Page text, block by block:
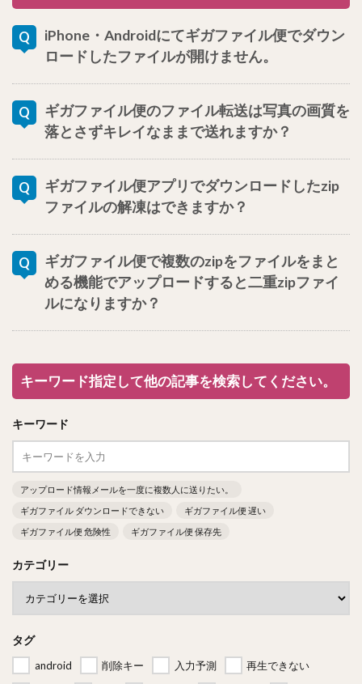
iPhone・Androidにてギガファイル便でダウン
ロードしたファイルが開けません。
ギガファイル便のファイル転送は写真の画質を
落とさずキレイなままで送れますか？
ギガファイル便アプリでダウンロードしたzip
ファイルの解凍はできますか？
ギガファイル便で複数のzipをファイルをまと
める機能でアップロードすると二重zipファイ
ルになりますか？
キーワード指定して他の記事を検索してください。
キーワード
アップロード情報メールを一度に複数人に送りたい。
ギガファイル ダウンロードできない
ギガファイル便 遅い
ギガファイル便 危険性
ギガファイル便 保存先
カテゴリー
タグ
android 削除キー 入力予測
再生できない